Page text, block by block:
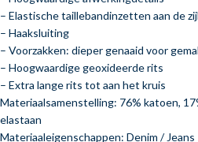
– Elastische taillebandinzetten aan de
– Haaksluiting
– Voorzakken: dieper genaaid voor
– Hoogwaardige geoxideerde rits
– Extra lange rits tot aan het kruis
Materiaalsamenstelling: 76% katoen,
elastaan
Materiaaleigenschappen: Denim / Jeans